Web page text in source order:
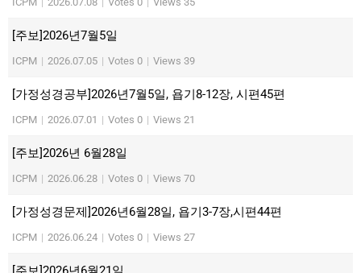
[주보]2026년7월5일
ICPM | 2026.07.05 | Votes 0 | Views 39
[가정성경공부]2026년7월5일, 욥기8-12장, 시편45편
ICPM | 2026.07.01 | Votes 0 | Views 21
[주보]2026년 6월28일
ICPM | 2026.06.28 | Votes 0 | Views 70
[가정성경문제]2026년6월28일, 욥기3-7장,시편44편
ICPM | 2026.06.24 | Votes 0 | Views 27